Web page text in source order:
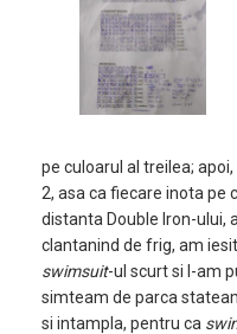
pe culoarul al treilea;
2, asa ca fiecare inota pe
distanta Double Iron-ului,
clantanind de frig, am
swimsuit-ul scurt si l-am
simteam de parca
si intampla, pentru ca